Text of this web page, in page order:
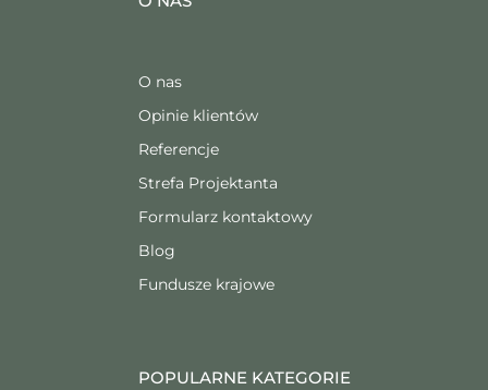
O nas
Opinie klientów
Referencje
Strefa Projektanta
Formularz kontaktowy
Blog
Fundusze krajowe
POPULARNE KATEGORIE